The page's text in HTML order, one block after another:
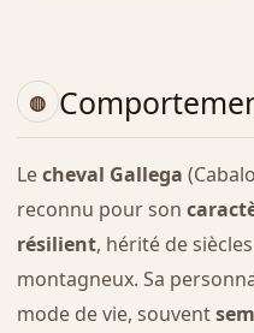
Lecheval Gallega
reconnu pour son
résilient, hérité de
montagneux. Sa
mode de vie, souvent